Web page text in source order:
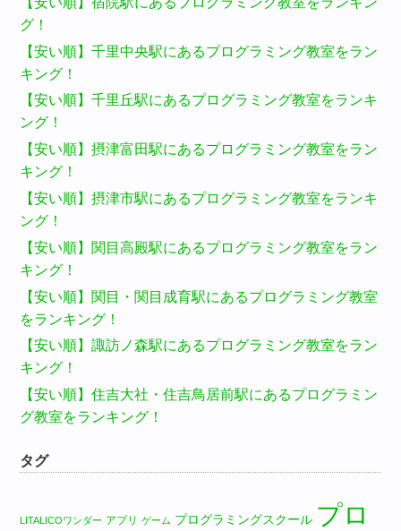
グ！
【安い順】千里中央駅にあるプログラミング教室をラン
キング！
【安い順】千里丘駅にあるプログラミング教室をランキ
ング！
【安い順】摂津富田駅にあるプログラミング教室をラン
キング！
【安い順】摂津市駅にあるプログラミング教室をランキ
ング！
【安い順】関目高殿駅にあるプログラミング教室をラン
キング！
【安い順】関目・関目成育駅にあるプログラミング教室
をランキング！
【安い順】諏訪ノ森駅にあるプログラミング教室をラン
キング！
【安い順】住吉大社・住吉鳥居前駅にあるプログラミン
グ教室をランキング！
タグ
LITALICOワンダー アプリ ゲーム プログラミングスクール プロ